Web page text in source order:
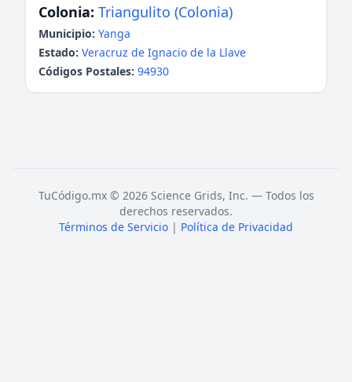
Colonia: Triangulito (Colonia)
Municipio: Yanga
Estado: Veracruz de Ignacio de la Llave
Códigos Postales: 94930
TuCódigo.mx © 2026 Science Grids, Inc. — Todos los
derechos reservados.
Términos de Servicio | Política de Privacidad